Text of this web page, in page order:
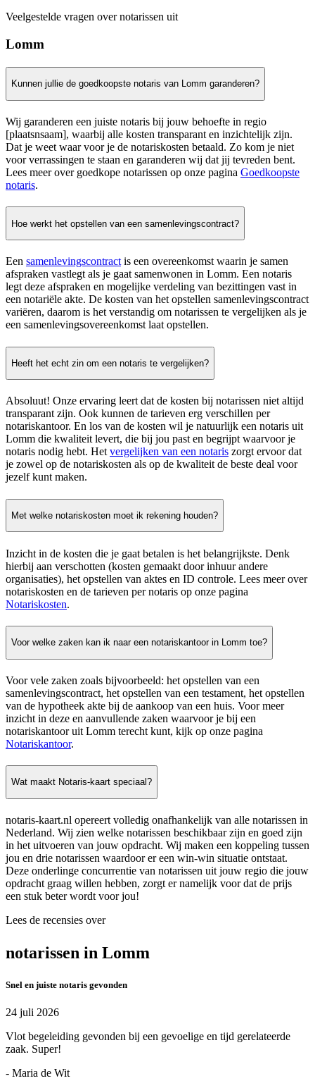
Veelgestelde vragen over notarissen uit
Lomm
Kunnen jullie de goedkoopste notaris van Lomm garanderen?
Wij garanderen een juiste notaris bij jouw behoefte in regio
[plaatsnsaam], waarbij alle kosten transparant en inzichtelijk zijn.
Dat je weet waar voor je de notariskosten betaald. Zo kom je niet
voor verrassingen te staan en garanderen wij dat jij tevreden bent.
Lees meer over goedkope notarissen op onze pagina Goedkoopste
notaris.
Hoe werkt het opstellen van een samenlevingscontract?
Een samenlevingscontract is een overeenkomst waarin je samen
afspraken vastlegt als je gaat samenwonen in Lomm. Een notaris
legt deze afspraken en mogelijke verdeling van bezittingen vast in
een notariële akte. De kosten van het opstellen samenlevingscontract
variëren, daarom is het verstandig om notarissen te vergelijken als je
een samenlevingsovereenkomst laat opstellen.
Heeft het echt zin om een notaris te vergelijken?
Absoluut! Onze ervaring leert dat de kosten bij notarissen niet altijd
transparant zijn. Ook kunnen de tarieven erg verschillen per
notariskantoor. En los van de kosten wil je natuurlijk een notaris uit
Lomm die kwaliteit levert, die bij jou past en begrijpt waarvoor je
notaris nodig hebt. Hetvergelijken van een notaris zorgt ervoor dat
je zowel op de notariskosten als op de kwaliteit de beste deal voor
jezelf kunt maken.
Met welke notariskosten moet ik rekening houden?
Inzicht in de kosten die je gaat betalen is het belangrijkste. Denk
hierbij aan verschotten (kosten gemaakt door inhuur andere
organisaties), het opstellen van aktes en ID controle. Lees meer over
notariskosten en de tarieven per notaris op onze pagina
Notariskosten.
Voor welke zaken kan ik naar een notariskantoor in Lomm toe?
Voor vele zaken zoals bijvoorbeeld: het opstellen van een
samenlevingscontract, het opstellen van een testament, het opstellen
van de hypotheek akte bij de aankoop van een huis. Voor meer
inzicht in deze en aanvullende zaken waarvoor je bij een
notariskantoor uit Lomm terecht kunt, kijk op onze pagina
Notariskantoor.
Wat maakt Notaris-kaart speciaal?
notaris-kaart.nl opereert volledig onafhankelijk van alle notarissen in
Nederland. Wij zien welke notarissen beschikbaar zijn en goed zijn
in het uitvoeren van jouw opdracht. Wij maken een koppeling tussen
jou en drie notarissen waardoor er een win-win situatie ontstaat.
Deze onderlinge concurrentie van notarissen uit jouw regio die jouw
opdracht graag willen hebben, zorgt er namelijk voor dat de prijs
een stuk beter wordt voor jou!
Lees de recensies over
notarissen in Lomm
Snel en juiste notaris gevonden
24 juli 2026
Vlot begeleiding gevonden bij een gevoelige en tijd gerelateerde
zaak. Super!
- Maria de Wit